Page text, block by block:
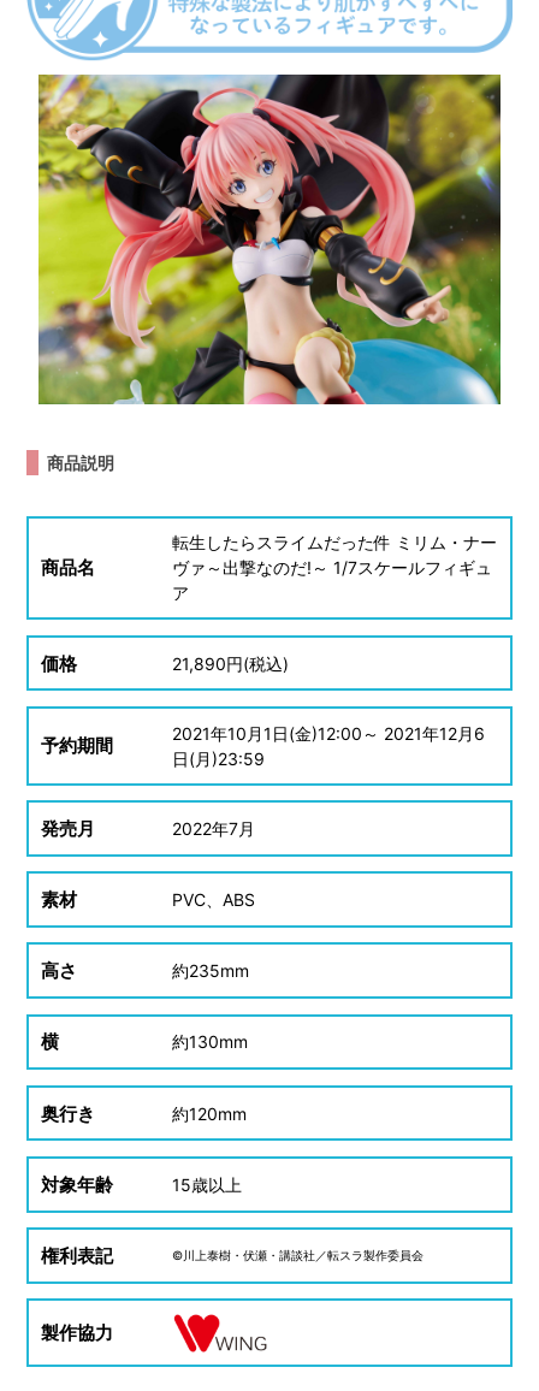
商品説明
商品名
転生したらスライムだった件 ミリム・ナー
ヴァ～出撃なのだ!～ 1/7スケールフィギュ
ア
価格 21,890円(税込)
予約期間
2021年10 月1 日(金)12:00～ 2021年12月 6
日(月)23:59
発売月 2022年7月
素材 PVC、ABS
高さ 約235mm
横 約130mm
奥行き 約120mm
対象年齢 15歳以上
権利表記 ©川上泰樹・伏瀬・講談社／転スラ製作委員会
製作協力